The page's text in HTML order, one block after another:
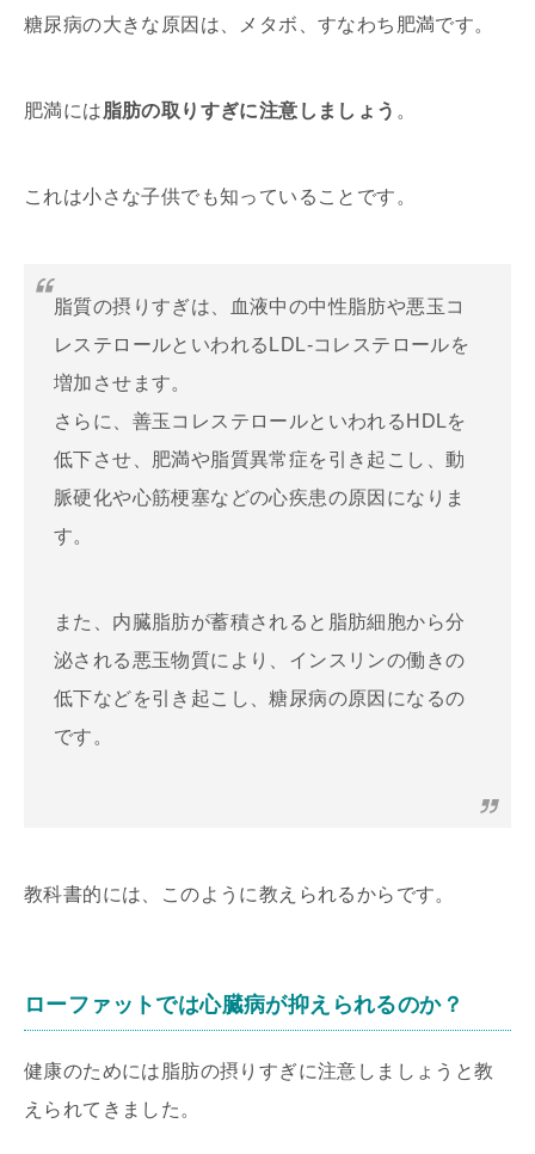
糖尿病の大きな原因は、メタボ、すなわち肥満です。
肥満には脂肪の取りすぎに注意しましょう 。
これは小さな子供でも知っていることです。
脂質の摂りすぎは、血液中の中性脂肪や悪玉コ
レステロールといわれるLDL-コレステロールを
増加させます。
さらに、善玉コレステロールといわれるHDLを
低下させ、肥満や脂質異常症を引き起こし、動
脈硬化や心筋梗塞などの心疾患の原因になりま
す。
また、内臓脂肪が蓄積されると脂肪細胞から分
泌される悪玉物質により、インスリンの働きの
低下などを引き起こし、糖尿病の原因になるの
です。
教科書的には、このように教えられるからです。
ローファットでは心臓病が抑えられるのか？
健康のためには脂肪の摂りすぎに注意しましょうと教
えられてきました。